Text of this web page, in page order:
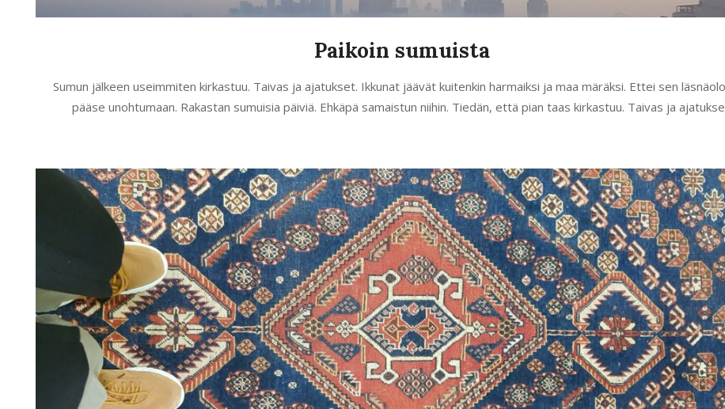
Paikoin sumuista
Sumun jälkeen useimmiten kirkastuu. Taivas ja ajatukset. Ikkunat jäävät kuitenkin harmaiksi ja maa märäksi. Ettei sen
pääse unohtumaan. Rakastan sumuisia päiviä. Ehkäpä samaistun niihin. Tiedän, että pian taas kirkastuu. Taivas ja